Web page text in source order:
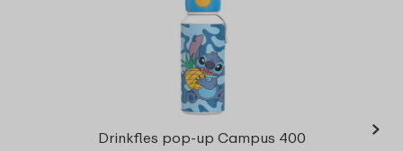
Drinkfles pop-up Campus 400
›